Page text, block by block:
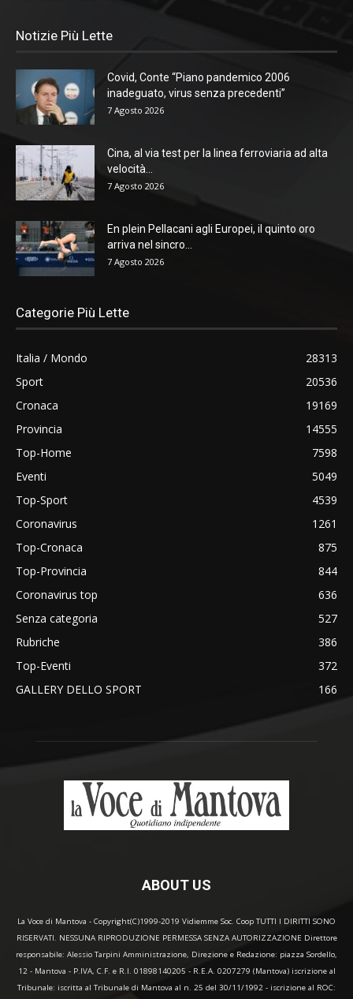
Notizie Più Lette
Covid, Conte “Piano pandemico 2006
inadeguato, virus senza precedenti”
7 Agosto 2026
Cina, al via test per la linea ferroviaria ad alta
velocità...
7 Agosto 2026
En plein Pellacani agli Europei, il quinto oro
arriva nel sincro...
7 Agosto 2026
Categorie Più Lette
Italia / Mondo
28313
Sport
20536
Cronaca
19169
Provincia
14555
Top-Home
7598
Eventi
5049
Top-Sport
4539
Coronavirus
1261
Top-Cronaca
875
Top-Provincia
844
Coronavirus top
636
Senza categoria
527
Rubriche
386
Top-Eventi
372
GALLERY DELLO SPORT
166
ABOUT US
La Voce di Mantova - Copyright(C)1999-2019 Vidiemme Soc. Coop TUTTI I DIRITTI SONO
RISERVATI. NESSUNA RIPRODUZIONE PERMESSA SENZA AUTORIZZAZIONE Direttore
responsabile: Alessio Tarpini Amministrazione, Direzione e Redazione: piazza Sordello,
12 - Mantova - P.IVA, C.F. e R.I. 01898140205 - R.E.A. 0207279 (Mantova) iscrizione al
Tribunale: iscritta al Tribunale di Mantova al n. 25 del 30/11/1992 - iscrizione al ROC: